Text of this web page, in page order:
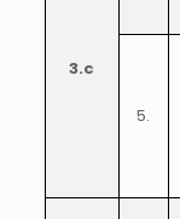
3.c
5.